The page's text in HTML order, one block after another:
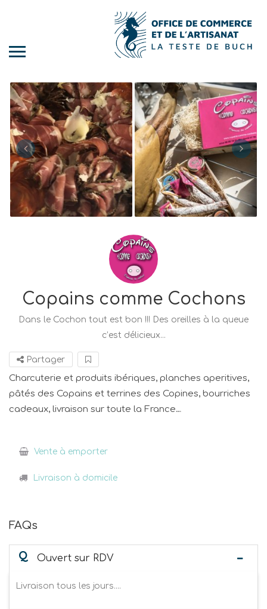
Copains comme Cochons
Dans le Cochon tout est bon !!! Des oreilles à la queue
c’est délicieux...
Partager
Charcuterie et produits ibériques, planches aperitives,
pâtés des Copains et terrines des Copines, bourriches
cadeaux, livraison sur toute la France…
Vente à emporter
Livraison à domicile
FAQs
Q Ouvert sur RDV
Livraison tous les jours....